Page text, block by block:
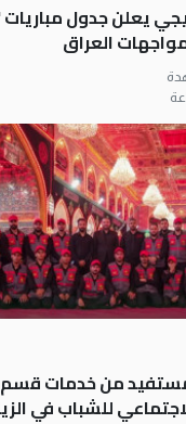
يعلن جدول
مستفيد من خدمات قسم
للشباب في